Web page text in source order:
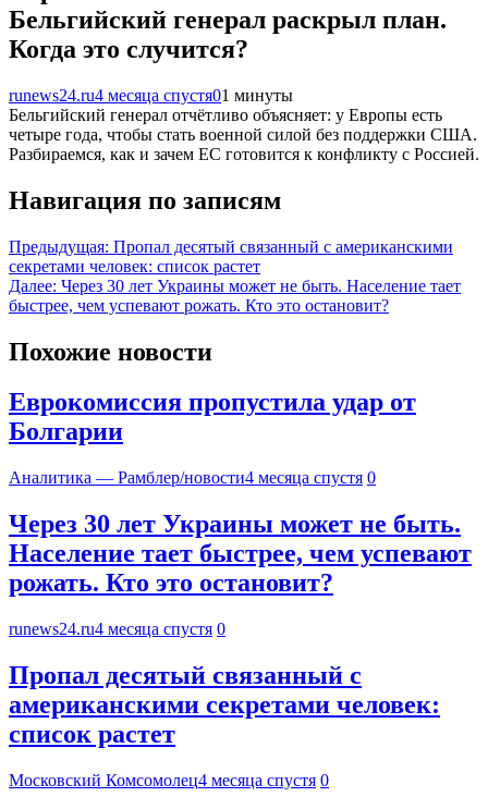
Бельгийский генерал раскрыл план.
Когда это случится?
runews24.ru4 месяца спустя01 минуты
Бельгийский генерал отчётливо объясняет: у Европы есть
четыре года, чтобы стать военной силой без поддержки США.
Разбираемся, как и зачем ЕС готовится к конфликту с Россией.
Навигация по записям
Предыдущая: Пропал десятый связанный с американскими
секретами человек: список растет
Далее: Через 30 лет Украины может не быть. Население тает
быстрее, чем успевают рожать. Кто это остановит?
Похожие новости
Еврокомиссия пропустила удар от
Болгарии
Аналитика — Рамблер/новости4 месяца спустя 0
Через 30 лет Украины может не быть.
Население тает быстрее, чем успевают
рожать. Кто это остановит?
runews24.ru4 месяца спустя 0
Пропал десятый связанный с
американскими секретами человек:
список растет
Московский Комсомолец4 месяца спустя 0